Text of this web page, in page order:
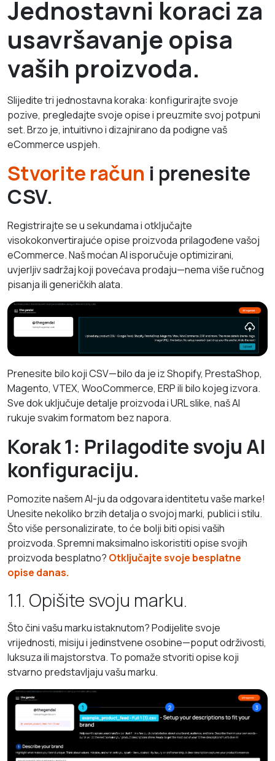
Jednostavni koraci za
usavršavanje opisa
vaših proizvoda.
Slijedite tri jednostavna koraka: konfigurirajte svoje
pozive, pregledajte svoje opise i preuzmite svoj potpuni
set. Brzo je, intuitivno i dizajnirano da podigne vaš
eCommerce uspjeh.
Stvorite račun i prenesite
CSV.
Registrirajte se u sekundama i otključajte
visokokonvertirajuće opise proizvoda prilagođene vašoj
eCommerce. Naš moćan AI isporučuje optimizirani,
uvjerljiv sadržaj koji povećava prodaju—nema više ručnog
pisanja ili generičkih alata.
Prenesite bilo koji CSV—bilo da je iz Shopify, PrestaShop,
Magento, VTEX, WooCommerce, ERP ili bilo kojeg izvora.
Sve dok uključuje detalje proizvoda i URL slike, naš AI
rukuje svakim formatom bez napora.
Korak 1: Prilagodite svoju AI
konfiguraciju.
Pomozite našem AI-ju da odgovara identitetu vaše marke!
Unesite nekoliko brzih detalja o svojoj marki, publici i stilu.
Što više personalizirate, to će bolji biti opisi vaših
proizvoda. Spremni maksimalno iskoristiti opise svojih
proizvoda besplatno? Otključajte svoje besplatne
opise danas.
1.1. Opišite svoju marku.
Što čini vašu marku istaknutom? Podijelite svoje
vrijednosti, misiju i jedinstvene osobine—poput održivosti,
luksuza ili majstorstva. To pomaže stvoriti opise koji
stvarno predstavljaju vašu marku.